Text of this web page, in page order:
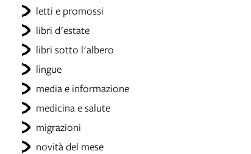
letti e promossi
libri d'estate
libri sotto l'albero
lingue
media e informazione
medicina e salute
migrazioni
novità del mese